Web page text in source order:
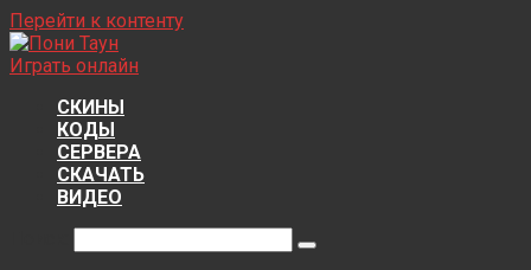
Перейти к контенту
Играть онлайн
СКИНЫ
КОДЫ
СЕРВЕРА
СКАЧАТЬ
ВИДЕО